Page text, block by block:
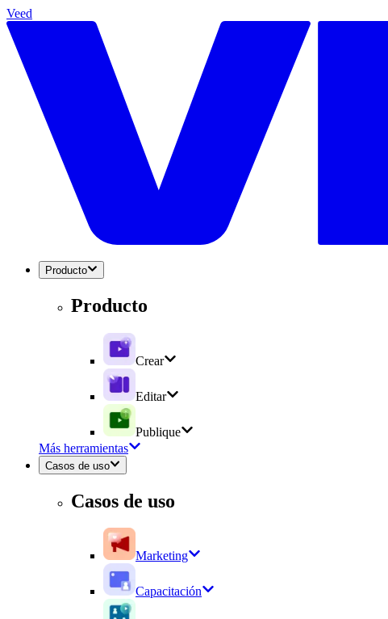
Veed
Producto
Producto
Crear
Editar
Publique
Más herramientas
Casos de uso
Casos de uso
Marketing
Capacitación